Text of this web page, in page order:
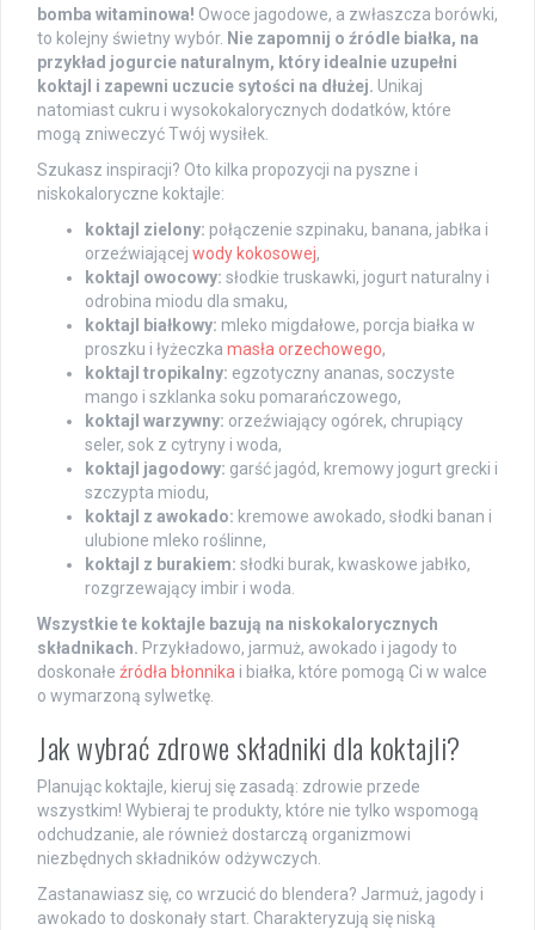
bomba witaminowa! Owoce jagodowe, a zwłaszcza borówki,
to kolejny świetny wybór. Nie zapomnij o źródle białka, na
przykład jogurcie naturalnym, który idealnie uzupełni
koktajl i zapewni uczucie sytości na dłużej. Unikaj
natomiast cukru i wysokokalorycznych dodatków, które
mogą zniweczyć Twój wysiłek.
Szukasz inspiracji? Oto kilka propozycji na pyszne i
niskokaloryczne koktajle:
koktajl zielony: połączenie szpinaku, banana, jabłka i
orzeźwiającej wody kokosowej,
koktajl owocowy: słodkie truskawki, jogurt naturalny i
odrobina miodu dla smaku,
koktajl białkowy: mleko migdałowe, porcja białka w
proszku i łyżeczka masła orzechowego,
koktajl tropikalny: egzotyczny ananas, soczyste
mango i szklanka soku pomarańczowego,
koktajl warzywny: orzeźwiający ogórek, chrupiący
seler, sok z cytryny i woda,
koktajl jagodowy: garść jagód, kremowy jogurt grecki i
szczypta miodu,
koktajl z awokado: kremowe awokado, słodki banan i
ulubione mleko roślinne,
koktajl z burakiem: słodki burak, kwaskowe jabłko,
rozgrzewający imbir i woda.
Wszystkie te koktajle bazują na niskokalorycznych
składnikach. Przykładowo, jarmuż, awokado i jagody to
doskonałe źródła błonnika i białka, które pomogą Ci w walce
o wymarzoną sylwetkę.
Jak wybrać zdrowe składniki dla koktajli?
Planując koktajle, kieruj się zasadą: zdrowie przede
wszystkim! Wybieraj te produkty, które nie tylko wspomogą
odchudzanie, ale również dostarczą organizmowi
niezbędnych składników odżywczych.
Zastanawiasz się, co wrzucić do blendera? Jarmuż, jagody i
awokado to doskonały start. Charakteryzują się niską